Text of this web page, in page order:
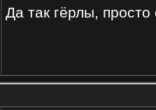
Да так гёрлы, просто